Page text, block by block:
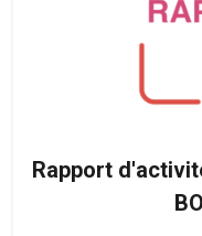
Rapport